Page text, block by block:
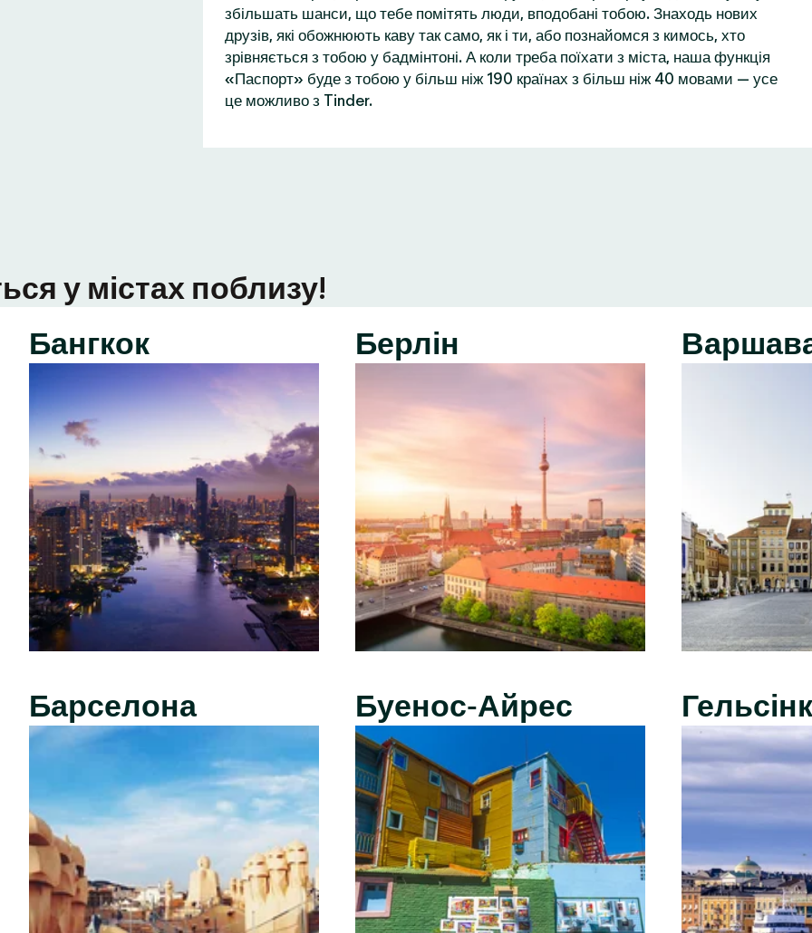
збільшать шанси, що тебе помітять люди, вподобані тобою. Знаходь нових
друзів, які обожнюють каву так само, як і ти, або познайомся з кимось, хто
зрівняється з тобою у бадмінтоні. А коли треба поїхати з міста, наша функція
«Паспорт» буде з тобою у більш ніж 190 країнах з більш ніж 40 мовами — усе
це можливо з Tinder.
у містах поблизу!
Бангкок
Барселона
Берлін
Буенос-Айрес